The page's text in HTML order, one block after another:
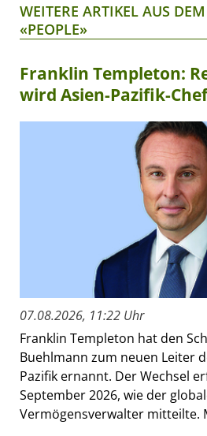
WEITERE ARTIKEL AUS
«PEOPLE»
Franklin Templeton:
wird Asien-Pazifik-Chef
07.08.2026, 11:22 Uhr
Franklin Templeton hat den
Buehlmann zum neuen Leiter
Pazifik ernannt. Der Wechsel
September 2026, wie der
Vermögensverwalter mitteilte.